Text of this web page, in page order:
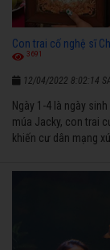
Con trai cố nghệ sĩ
3691
12/04/2022 8:02:14
Ngày 1-4 là ngày
múa Jacky, con trai
khiến cư dân mạng